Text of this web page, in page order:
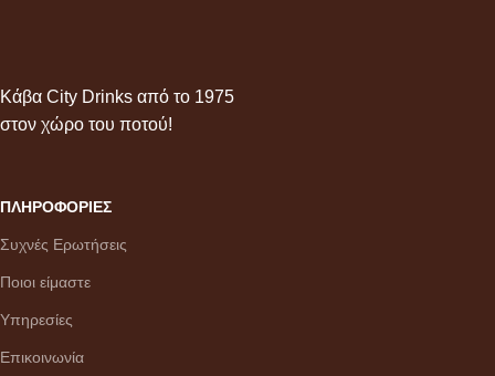
Κάβα City Drinks από το 1975
στον χώρο του ποτού!
ΠΛΗΡΟΦΟΡΙΕΣ
Συχνές Ερωτήσεις
Ποιοι είμαστε
Υπηρεσίες
Επικοινωνία